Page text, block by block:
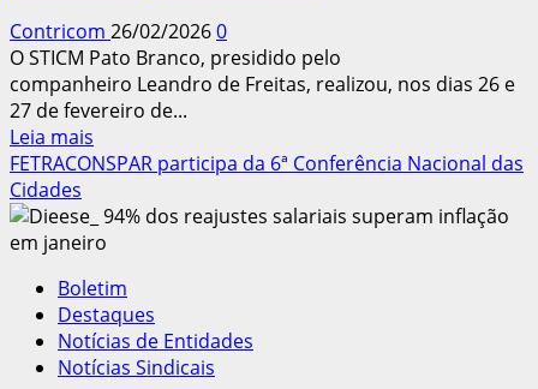
Contricom 26/02/20260
O STICM Pato Branco, presidido pelo
companheiro Leandro de Freitas, realizou, nos dias 26 e
27 de fevereiro de...
Leia mais
mais
STICM
de
Branco
(PR)
realiza
eleições
FETRACONSPAR participa da 6ª Conferência Nacional das
Cidades
Boletim
Destaques
Notícias de Entidades
Notícias Sindicais